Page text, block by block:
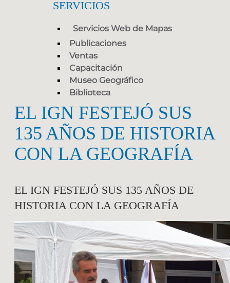
SERVICIOS
Servicios Web de Mapas
Publicaciones
Ventas
Capacitación
Museo Geográfico
Biblioteca
EL IGN FESTEJÓ SUS
135 AÑOS DE HISTORIA
CON LA GEOGRAFÍA
EL IGN FESTEJÓ SUS 135 AÑOS DE
HISTORIA CON LA GEOGRAFÍA